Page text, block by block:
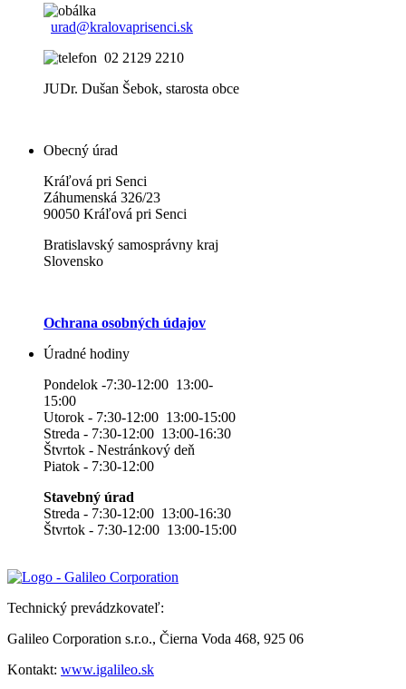
urad@kralovaprisenci.sk
02 2129 2210
JUDr. Dušan Šebok, starosta obce
Obecný úrad
Kráľová pri Senci
Záhumenská 326/23
90050 Kráľová pri Senci
Bratislavský samosprávny kraj
Slovensko
Ochrana osobných údajov
Úradné hodiny
Pondelok -7:30-12:00 13:00-
15:00
Utorok - 7:30-12:00 13:00-15:00
Streda - 7:30-12:00 13:00-16:30
Štvrtok - Nestránkový deň
Piatok - 7:30-12:00
Stavebný úrad
Streda - 7:30-12:00 13:00-16:30
Štvrtok - 7:30-12:00 13:00-15:00
Technický prevádzkovateľ:
Galileo Corporation s.r.o., Čierna Voda 468, 925 06
Kontakt: www.igalileo.sk